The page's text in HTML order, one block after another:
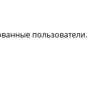
пользователи.